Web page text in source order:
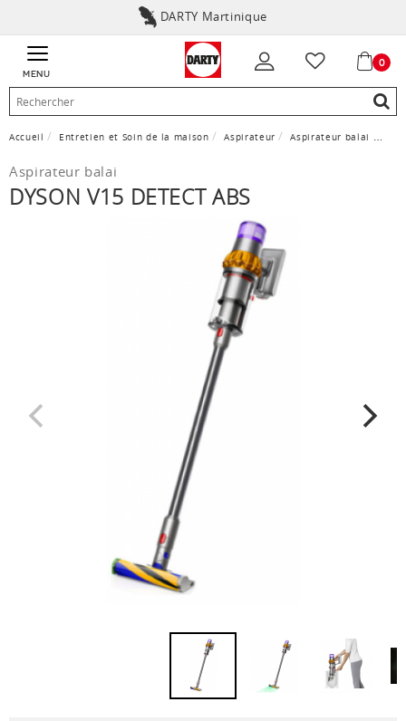
DARTY Martinique
MENU
0
Accueil Entretien et Soin de la maison Aspirateur Aspirateur balai
Aspirateur balai
DYSON V15 DETECT ABS